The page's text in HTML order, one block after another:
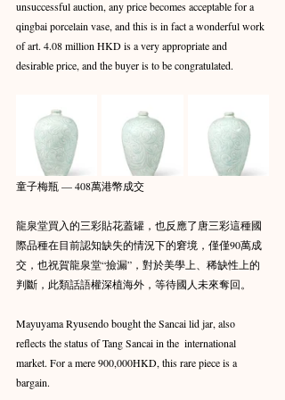
unsuccessful auction, any price becomes acceptable for a
qingbai porcelain vase, and this is in fact a wonderful work
of art. 4.08 million HKD is a very appropriate and
desirable price, and the buyer is to be congratulated.
童子梅瓶 — 408萬港幣成交
龍泉堂買入的三彩貼花蓋罐，也反應了唐三彩這種國
際品種在目前認知缺失的情況下的窘境，僅僅90萬成
交，也祝賀龍泉堂“撿漏”，對於美學上、稀缺性上的
判斷，此類話語權深植海外，等待國人未來奪回。
Mayuyama Ryusendo bought the Sancai lid jar, also
reflects the status of Tang Sancai in the  international
market. For a mere 900,000HKD, this rare piece is a
bargain.